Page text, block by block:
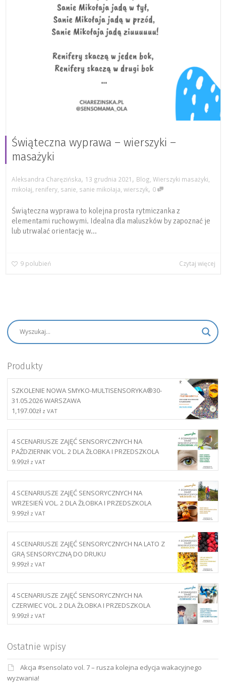
Świąteczna wyprawa – wierszyki –
masażyki
Aleksandra Charęzińska, 13 grudnia 2021 , Blog Wierszyki masażyki
mikołaj renifery sanie sanie mikołaja wierszyk, 0
Świąteczna wyprawa to kolejna prosta rytmiczanka z
elementami ruchowymi. Idealna dla maluszków by zapoznać je
lub utrwalać orientację w...
9 polubień Czytaj więcej
Produkty
SZKOLENIE NOWA SMYKO-MULTISENSORYKA®30-
31.05.2026 WARSZAWA
1,197.00zł z VAT
4 SCENARIUSZE ZAJĘĆ SENSORYCZNYCH NA
PAŹDZIERNIK VOL. 2 DLA ŻŁOBKA I PRZEDSZKOLA
9.99zł z VAT
4 SCENARIUSZE ZAJĘĆ SENSORYCZNYCH NA
WRZESIEŃ VOL. 2 DLA ŻŁOBKA I PRZEDSZKOLA
9.99zł z VAT
4 SCENARIUSZE ZAJĘĆ SENSORYCZNYCH NA LATO Z
GRĄ SENSORYCZNĄ DO DRUKU
9.99zł z VAT
4 SCENARIUSZE ZAJĘĆ SENSORYCZNYCH NA
CZERWIEC VOL. 2 DLA ŻŁOBKA I PRZEDSZKOLA
9.99zł z VAT
Ostatnie wpisy
Akcja #sensolato vol. 7 – rusza kolejna edycja wakacyjnego
wyzwania!